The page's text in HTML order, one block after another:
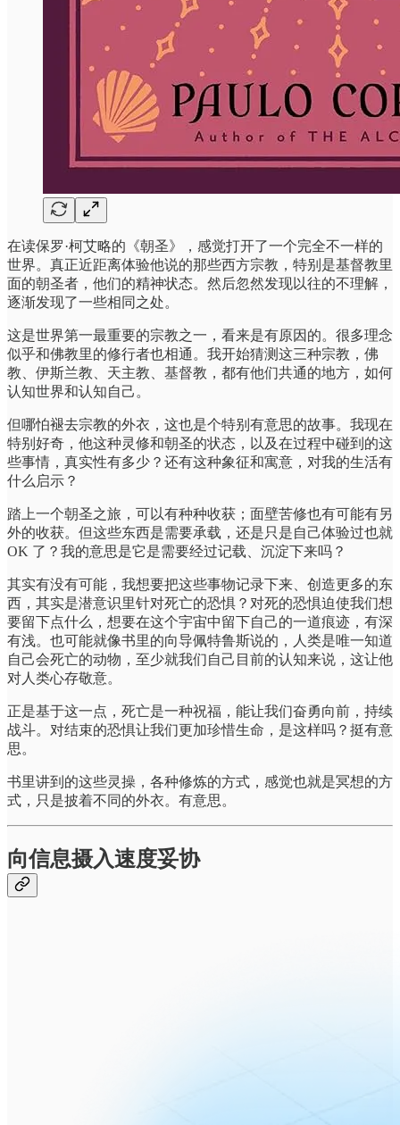
在读保罗·柯艾略的《朝圣》，感觉打开了一个完全不一样的
世界。真正近距离体验他说的那些西方宗教，特别是基督教里
面的朝圣者，他们的精神状态。然后忽然发现以往的不理解，
逐渐发现了一些相同之处。
这是世界第一最重要的宗教之一，看来是有原因的。很多理念
似乎和佛教里的修行者也相通。我开始猜测这三种宗教，佛
教、伊斯兰教、天主教、基督教，都有他们共通的地方，如何
认知世界和认知自己。
但哪怕褪去宗教的外衣，这也是个特别有意思的故事。我现在
特别好奇，他这种灵修和朝圣的状态，以及在过程中碰到的这
些事情，真实性有多少？还有这种象征和寓意，对我的生活有
什么启示？
踏上一个朝圣之旅，可以有种种收获；面壁苦修也有可能有另
外的收获。但这些东西是需要承载，还是只是自己体验过也就
OK 了？我的意思是它是需要经过记载、沉淀下来吗？
其实有没有可能，我想要把这些事物记录下来、创造更多的东
西，其实是潜意识里针对死亡的恐惧？对死的恐惧迫使我们想
要留下点什么，想要在这个宇宙中留下自己的一道痕迹，有深
有浅。也可能就像书里的向导佩特鲁斯说的，人类是唯一知道
自己会死亡的动物，至少就我们自己目前的认知来说，这让他
对人类心存敬意。
正是基于这一点，死亡是一种祝福，能让我们奋勇向前，持续
战斗。对结束的恐惧让我们更加珍惜生命，是这样吗？挺有意
思。
书里讲到的这些灵操，各种修炼的方式，感觉也就是冥想的方
式，只是披着不同的外衣。有意思。
向信息摄入速度妥协